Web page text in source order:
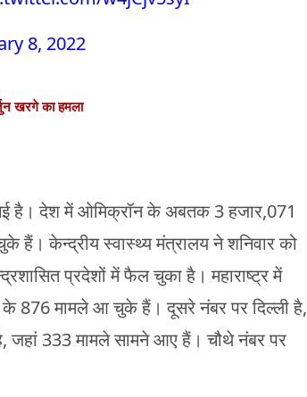
8, 2022
खरगे का हमला
गई है। देश में ओमिक्रॉन के अबतक 3 हजार,071
हैं। केन्द्रीय स्वास्थ्य मंत्रालय ने शनिवार को
प्रदेशों में फैल चुका है। महाराष्ट्र में
के 876 मामले आ चुके हैं। दूसरे नंबर पर दिल्ली है,
333 मामले सामने आए हैं। चौथे नंबर पर